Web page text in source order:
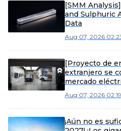
[SMM
and Sulphuric
Data
Aug 07, 2026
[Proyecto de
extranjero se
mercado
Aug 07, 2026 02:19
¡Aún no es